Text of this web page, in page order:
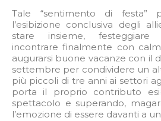
Tale “sentimento di festa”
l’esibizione conclusiva degli
stare insieme, festeggiare
incontrare finalmente con
augurarsi buone vacanze con il
settembre per condividere un
più piccoli di tre anni ai settori
porta il proprio contributo
spettacolo e superando,
l’emozione di essere davanti a